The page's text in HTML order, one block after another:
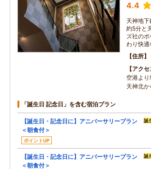
4.4
天神地
約5分と
ズ社の
わり快
住所
アクセ
空港よ
天神北
「誕生日 記念日」を含む宿泊プラン
【誕生日・記念日に】アニバーサリープラン
＜朝食付＞
ポイントUP
誕
【誕生日・記念日に】アニバーサリープラン
＜朝食付＞
誕